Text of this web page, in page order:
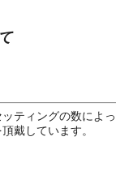
ティングの数によ
戴しています。